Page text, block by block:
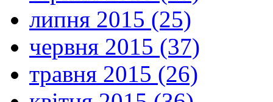
липня 2015 (25)
червня 2015 (37)
травня 2015 (26)